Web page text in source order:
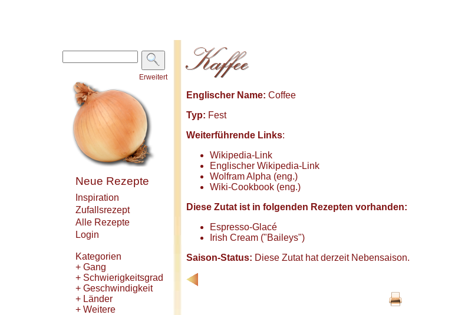
Erweitert
Neue Rezepte
Inspiration
Zufallsrezept
Alle Rezepte
Login
Kategorien
+ Gang
+ Schwierigkeitsgrad
+ Geschwindigkeit
+ Länder
+ Weitere
Englischer Name: Coffee
Typ: Fest
Weiterführende Links:
Wikipedia-Link
Englischer Wikipedia-Link
Wolfram Alpha (eng.)
Wiki-Cookbook (eng.)
Diese Zutat ist in folgenden Rezepten vorhanden:
Espresso-Glacé
Irish Cream ("Baileys")
Saison-Status: Diese Zutat hat derzeit Nebensaison.